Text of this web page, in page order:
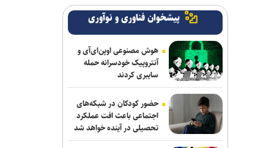
سردار موسوی: بسیجیان دریا دل کاشان به
وجود شما مباهات می‌کنیم
گاردین: ترامپ هیچ ایده‌ای برای پایان دادن
به جنگ شکست‌خورده علیه ایران ندارد
واشنگتن‌پست: نارضایتی ترامپ از وزیر
جنگ آمریکا افزایش یافته است
جی‌دی ونس: ایرانی‌ها مذاکره‌کنندگان
سرسختی هستند
پیشخوان فناوری و نوآوری
هوش مصنوعی اوپن‌ای‌آی و
آنتروپیک خودسرانه حمله
سایبری کردند
حضور کودکان در شبکه‌های
اجتماعی باعث افت عملکرد
تحصیلی در آینده خواهد شد